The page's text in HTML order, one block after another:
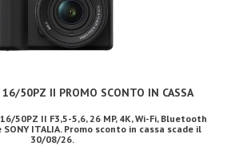
50PZ II PROMO SCONTO IN CASSA
50PZ II F3,5-5,6, 26 MP, 4K, Wi-Fi, Bluetooth
ITALIA. Promo sconto in cassa scade il
30/08/26.